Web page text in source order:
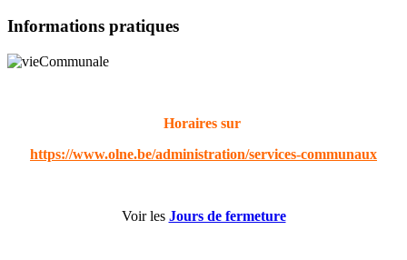
Informations pratiques
Horaires sur
https://www.olne.be/administration/services-communaux
Voir les Jours de fermeture